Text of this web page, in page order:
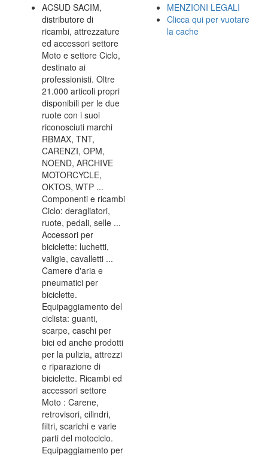
ACSUD SACIM,
distributore di
ricambi, attrezzature
ed accessori settore
Moto e settore Ciclo,
destinato ai
professionisti. Oltre
21.000 articoli propri
disponibili per le due
ruote con i suoi
riconosciuti marchi
RBMAX, TNT,
CARENZI, OPM,
NOEND, ARCHIVE
MOTORCYCLE,
OKTOS, WTP ...
Componenti e ricambi
Ciclo: deragliatori,
ruote, pedali, selle ...
Accessori per
biciclette: luchetti,
valigie, cavalletti ...
Camere d'aria e
pneumatici per
biciclette.
Equipaggiamento del
ciclista: guanti,
scarpe, caschi per
bici ed anche prodotti
per la pulizia, attrezzi
e riparazione di
biciclette. Ricambi ed
accessori settore
Moto : Carene,
retrovisori, cilindri,
filtri, scarichi e varie
parti del motociclo.
Equipaggiamento per
MENZIONI LEGALI
Clicca qui per vuotare
la cache